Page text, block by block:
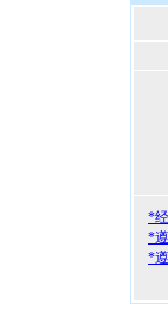
*
*
*